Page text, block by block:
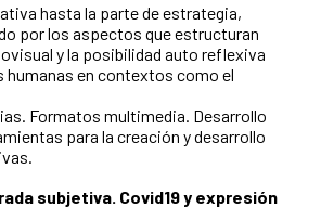
hasta la parte de estrategia,
por los aspectos que estructuran
y la posibilidad auto reflexiva
humanas en contextos como el
Formatos multimedia. Desarrollo
para la creación y desarrollo
subjetiva. Covid19 y expresión